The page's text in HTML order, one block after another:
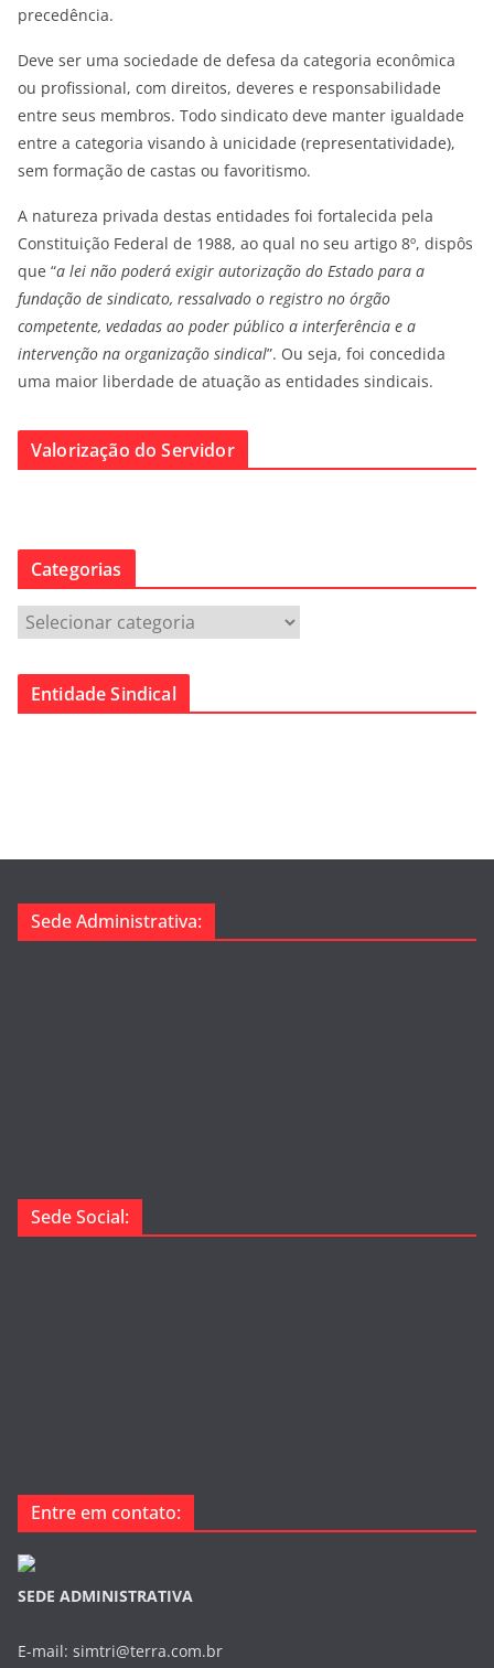
precedência.
Deve ser uma sociedade de defesa da categoria econômica
ou profissional, com direitos, deveres e responsabilidade
entre seus membros. Todo sindicato deve manter igualdade
entre a categoria visando à unicidade (representatividade),
sem formação de castas ou favoritismo.
A natureza privada destas entidades foi fortalecida pela
Constituição Federal de 1988, ao qual no seu artigo 8º, dispôs
que “a lei não poderá exigir autorização do Estado para a
fundação de sindicato, ressalvado o registro no órgão
competente, vedadas ao poder público a interferência e a
intervenção na organização sindical”. Ou seja, foi concedida
uma maior liberdade de atuação as entidades sindicais.
Valorização do Servidor
Categorias
a
t
s
Entidade Sindical
Sede Administrativa:
Sede Social:
Entre em contato:
SEDE ADMINISTRATIVA
E-mail: simtri@terra.com.br